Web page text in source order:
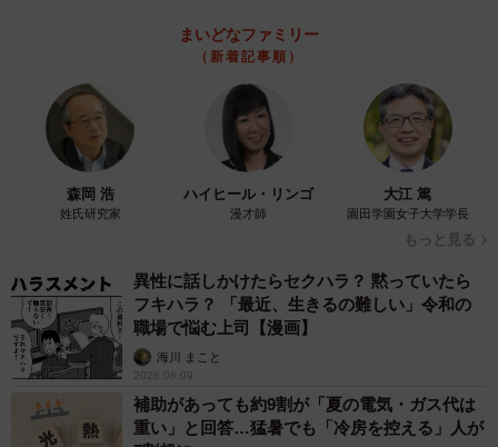
まいどなファミリー
（新着記事順）
森岡 浩
姓氏研究家
ハイヒール・リンゴ
漫才師
大江 篤
園田学園女子大学学長
もっと見る
異性に話しかけたらセクハラ？ 黙っていたら
フキハラ？ 「最近、生きるの難しい」令和の
職場で悩む上司【漫画】
海川 まこと
2026.08.09
補助があっても約9割が「夏の電気・ガス代は
重い」と回答…猛暑でも「冷房を控える」人が